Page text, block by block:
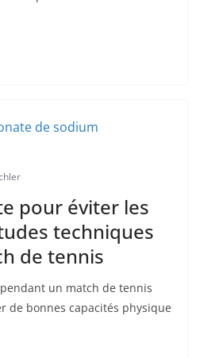
pour éviter les
techniques
de tennis
un match de tennis
de bonnes capacités physique